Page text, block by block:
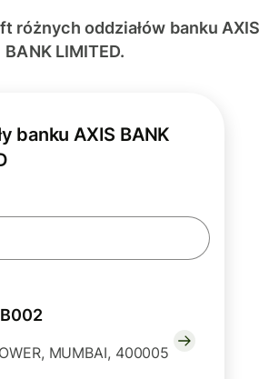
różnych oddziałów banku AXIS
BANK LIMITED.
banku AXIS BANK
MUMBAI, 400005